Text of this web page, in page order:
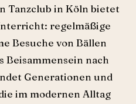
Tanzclub in Köln bietet
regelmäßige
Besuche von Bällen
Beisammensein nach
Generationen und
im modernen Alltag